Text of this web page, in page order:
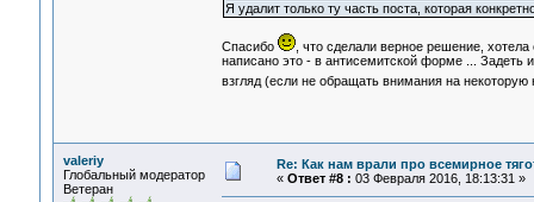
Я удалит только ту часть поста, которая
Спасибо
, что сделали верное решение,
написано это - в антисемитской форме ... Задеть
взгляд (если не обращать внимания на
valeriy
Глобальный модератор
Ветеран
Re: Как нам врали про всемирное
« Ответ #8 : 03 Февраля 2016, 18:13:31 »